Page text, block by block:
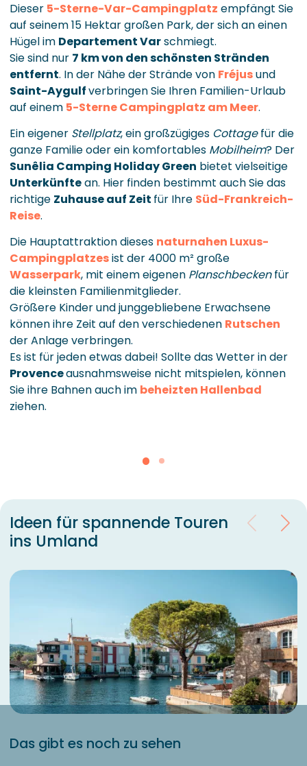
Dieser 5-Sterne-Var-Campingplatz empfängt Sie
auf seinem 15 Hektar großen Park, der sich an einen
Hügel im Departement Varschmiegt.
Sie sind nur 7 km von den schönsten Stränden
entfernt. In der Nähe der Strände von Fréjusund
Saint-Aygulfverbringen Sie Ihren Familien-Urlaub
auf einem 5-Sterne Campingplatz am Meer.
Ein eigener Stellplatz, ein großzügiges Cottagefür die
ganze Familie oder ein komfortables Mobilheim? Der
Sunêlia Camping Holiday Green bietet vielseitige
Unterkünftean. Hier finden bestimmt auch Sie das
richtige Zuhause auf Zeit für Ihre Süd-Frankreich-
Reise.
Die Hauptattraktion dieses naturnahen Luxus-
Campingplatzesist der 4000 m² große
Wasserpark, mit einem eigenen Planschbeckenfür
die kleinsten Familienmitglieder.
Größere Kinder und junggebliebene Erwachsene
können ihre Zeit auf den verschiedenen Rutschen
der Anlage verbringen.
Es ist für jeden etwas dabei! Sollte das Wetter in der
Provenceausnahmsweise nicht mitspielen, können
Sie ihre Bahnen auch im beheizten Hallenbad
ziehen.
Ideen für spannende Touren
ins Umland
Das gibt es noch zu sehen